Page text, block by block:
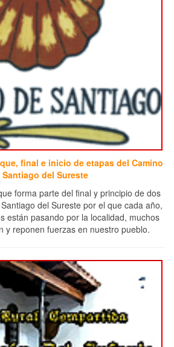
final e inicio de etapas del Camino
Santiago del Sureste
forma parte del final y principio de dos
del Sureste por el que cada año,
están pasando por la localidad, muchos
y reponen fuerzas en nuestro pueblo.